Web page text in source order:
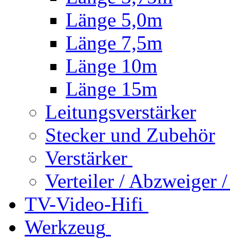
Länge 5,0m
Länge 7,5m
Länge 10m
Länge 15m
Leitungsverstärker
Stecker und Zubehör
Verstärker
Verteiler / Abzweiger
TV-Video-Hifi
Werkzeug